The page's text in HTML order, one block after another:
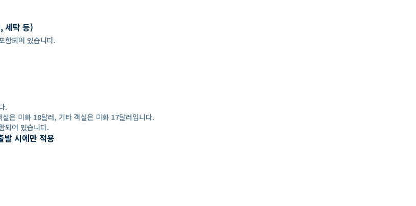
세탁 등)
되어 있습니다.
.
은 미화 18달러, 기타 객실은 미화 17달러입니다.
어 있습니다.
시에만 적용